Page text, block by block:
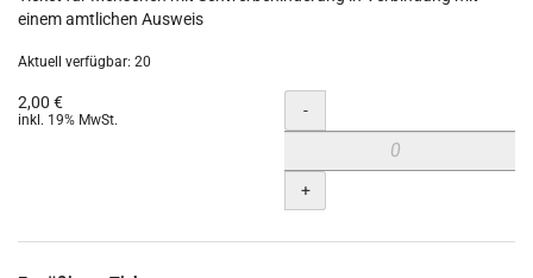
einem amtlichen Ausweis
Aktuell verfügbar: 20
2,00 €
inkl. 19% MwSt. Menge
-
+